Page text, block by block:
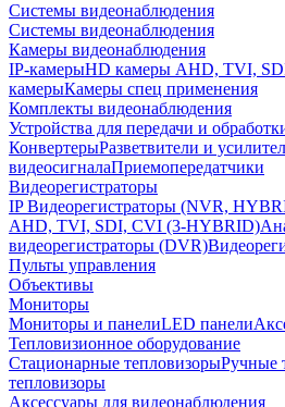
Системы видеонаблюдения
Системы видеонаблюдения
Камеры видеонаблюдения
IP-камерыHD камеры AHD, TVI,
камерыКамеры спец применения
Комплекты видеонаблюдения
Устройства для передачи и
КонвертерыРазветвители и
видеосигналаПриемопередатчики
Видеорегистраторы
IP Видеорегистраторы (NVR,
AHD, TVI, SDI, CVI (3-HYBRID)
видеорегистраторы (DVR)
Пульты управления
Объективы
Мониторы
Мониторы и панелиLED панели
Тепловизионное оборудование
Стационарные тепловизорыРучные
тепловизоры
Аксессуары для видеонаблюдения